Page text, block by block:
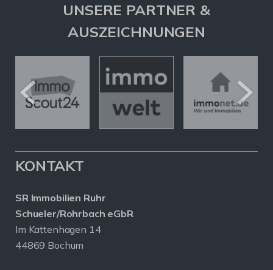
UNSERE PARTNER &
AUSZEICHNUNGEN
KONTAKT
SR Immobilien Ruhr
Schueler/Rohrbach eGbR
Im Kattenhagen 14
44869 Bochum